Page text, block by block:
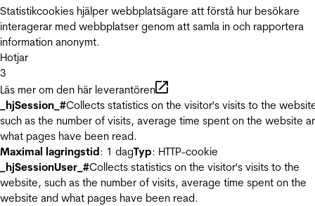
Statistikcookies hjälper webbplatsägare att förstå hur besökare
interagerar med webbplatser genom att samla in och rapportera
information anonymt.
Hotjar
3
Läs mer om den här leverantören
_hjSession_#Collects statistics on the visitor's visits to the
such as the number of visits, average time spent on the website
what pages have been read.
Maximal lagringstid: 1 dagTyp: HTTP-cookie
_hjSessionUser_#Collects statistics on the visitor's visits to the
website, such as the number of visits, average time spent on the
website and what pages have been read.